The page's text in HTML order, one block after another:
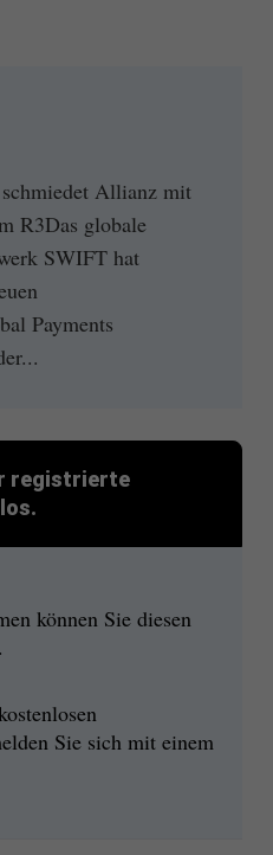
Allianz mit
R3Das globale
SWIFT hat
Payments
registrierte
können Sie diesen
Sie sich mit einem